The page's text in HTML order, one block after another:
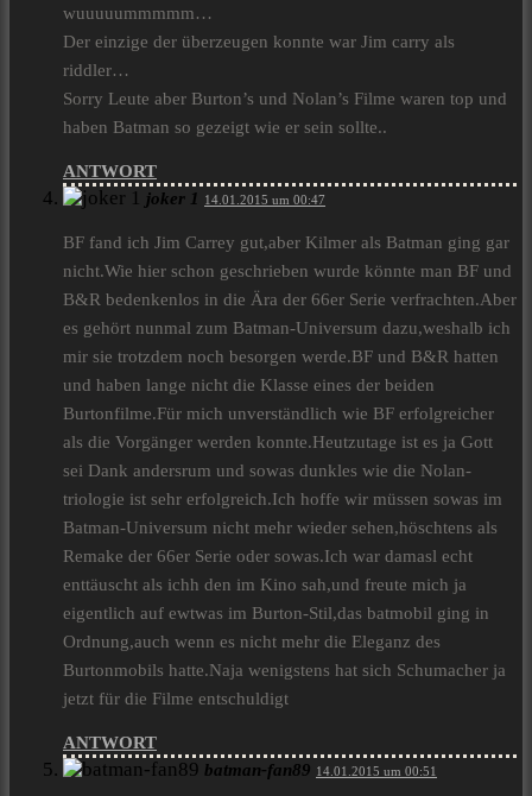
wuuuuummmmm…
Der einzige der überzeugen konnte war Jim carry als
riddler…
Sorry Leute aber Burton’s und Nolan’s Filme waren top und
haben Batman so gezeigt wie er sein sollte..
ANTWORT
joker 1 14.01.2015 um 00:47
BF fand ich Jim Carrey gut,aber Kilmer als Batman ging gar
nicht.Wie hier schon geschrieben wurde könnte man BF und
B&R bedenkenlos in die Ära der 66er Serie verfrachten.Aber
es gehört nunmal zum Batman-Universum dazu,weshalb ich
mir sie trotzdem noch besorgen werde.BF und B&R hatten
und haben lange nicht die Klasse eines der beiden
Burtonfilme.Für mich unverständlich wie BF erfolgreicher
als die Vorgänger werden konnte.Heutzutage ist es ja Gott
sei Dank andersrum und sowas dunkles wie die Nolan-
triologie ist sehr erfolgreich.Ich hoffe wir müssen sowas im
Batman-Universum nicht mehr wieder sehen,höschtens als
Remake der 66er Serie oder sowas.Ich war damasl echt
enttäuscht als ichh den im Kino sah,und freute mich ja
eigentlich auf ewtwas im Burton-Stil,das batmobil ging in
Ordnung,auch wenn es nicht mehr die Eleganz des
Burtonmobils hatte.Naja wenigstens hat sich Schumacher ja
jetzt für die Filme entschuldigt
ANTWORT
batman-fan89 14.01.2015 um 00:51